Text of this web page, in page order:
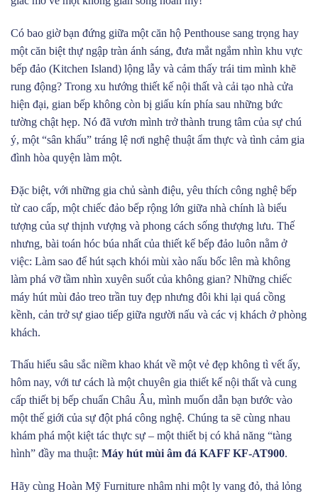
Có bao giờ bạn đứng giữa một căn hộ Penthouse sang trọng hay
một căn biệt thự ngập tràn ánh sáng, đưa mắt ngắm nhìn khu vực
bếp đảo (Kitchen Island) lộng lẫy và cảm thấy trái tim mình khẽ
rung động? Trong xu hướng thiết kế nội thất và cải tạo nhà cửa
hiện đại, gian bếp không còn bị giấu kín phía sau những bức
tường chật hẹp. Nó đã vươn mình trở thành trung tâm của sự chú
ý, một “sân khấu” tráng lệ nơi nghệ thuật ẩm thực và tình cảm gia
đình hòa quyện làm một.
Đặc biệt, với những gia chủ sành điệu, yêu thích công nghệ bếp
từ cao cấp, một chiếc đảo bếp rộng lớn giữa nhà chính là biểu
tượng của sự thịnh vượng và phong cách sống thượng lưu. Thế
nhưng, bài toán hóc búa nhất của thiết kế bếp đảo luôn nằm ở
việc: Làm sao để hút sạch khói mùi xào nấu bốc lên mà không
làm phá vỡ tầm nhìn xuyên suốt của không gian? Những chiếc
máy hút mùi đảo treo trần tuy đẹp nhưng đôi khi lại quá cồng
kềnh, cản trở sự giao tiếp giữa người nấu và các vị khách ở phòng
khách.
Thấu hiểu sâu sắc niềm khao khát về một vẻ đẹp không tì vết ấy,
hôm nay, với tư cách là một chuyên gia thiết kế nội thất và cung
cấp thiết bị bếp chuẩn Châu Âu, mình muốn dẫn bạn bước vào
một thế giới của sự đột phá công nghệ. Chúng ta sẽ cùng nhau
khám phá một kiệt tác thực sự – một thiết bị có khả năng “tàng
hình” đầy ma thuật: Máy hút mùi âm đá KAFF KF-AT900.
Hãy cùng Hoàn Mỹ Furniture nhâm nhi một ly vang đỏ, thả lỏng